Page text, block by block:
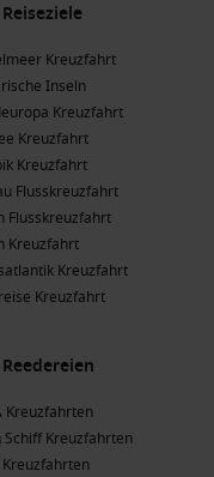
Kreuzfahrt
Inseln
Kreuzfahrt
Kreuzfahrt
Kreuzfahrt
Flusskreuzfahrt
Flusskreuzfahrt
Kreuzfahrt
Kreuzfahrt
Kreuzfahrt
Kreuzfahrten
Schiff Kreuzfahrten
Kreuzfahrten